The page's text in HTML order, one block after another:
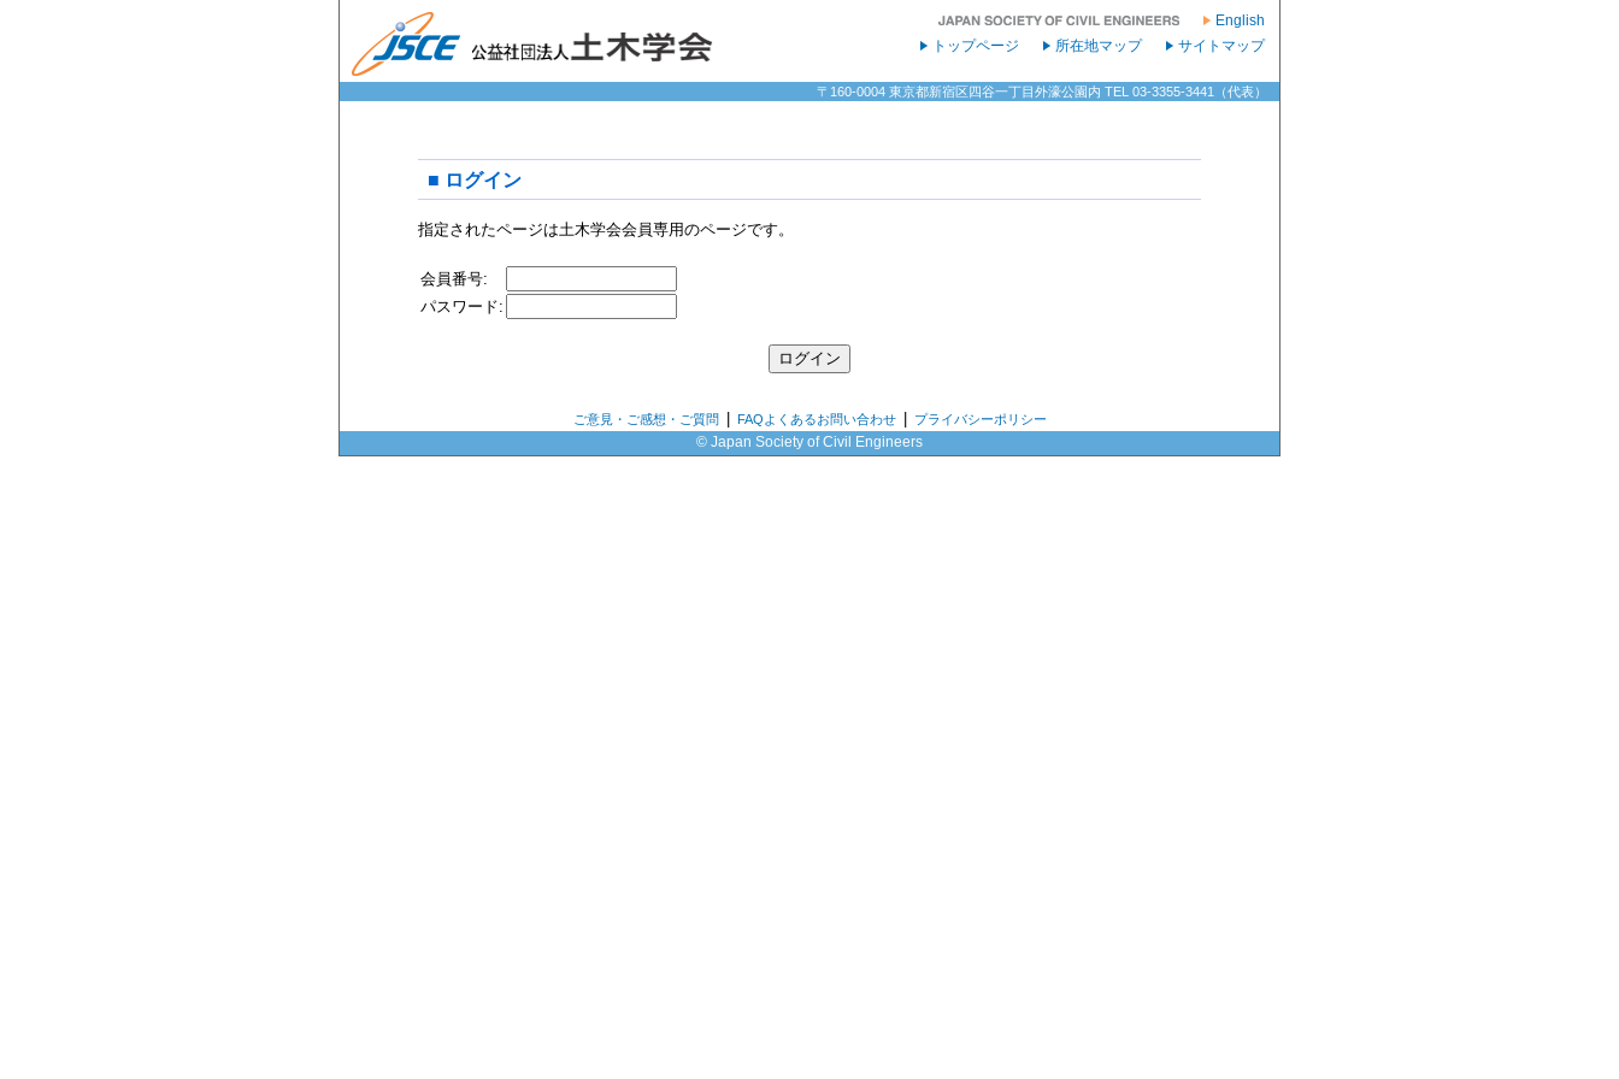
English
サイトマップ
所在地マップ
トップページ
〒160-0004 東京都新宿区四谷一丁目外濠公園内 TEL 03-3355-3441（代表）
■ ログイン
指定されたページは土木学会会員専用のページです。
会員番号:
パスワード:
ご意見・ご感想・ご質問 FAQよくあるお問い合わせ プライバシーポリシー
© Japan Society of Civil Engineers